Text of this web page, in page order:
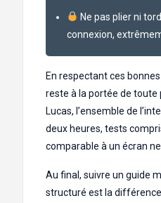
Ne pas plier ni
connexion,
En respectant ces
reste à la portée de
Lucas, l’ensemble de
deux heures, tests
comparable à un écran
Au final, suivre un guide
structuré est la